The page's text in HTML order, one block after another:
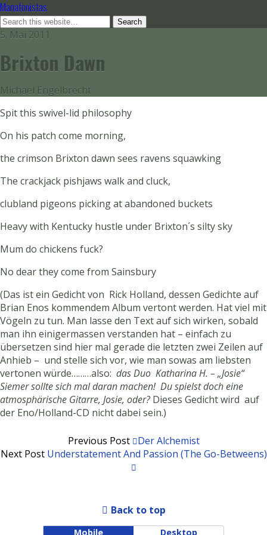
Manafonistas
5. Mai 2011
Brixton Dawn
Michael Engelbrecht
Spit this swivel-lid philosophy
On his patch come morning,
the crimson Brixton dawn sees ravens squawking
The crackjack pishjaws walk and cluck,
clubland pigeons picking at abandoned buckets
Heavy with Kentucky hustle under Brixton´s silty sky
Mum do chickens fuck?
No dear they come from Sainsbury
(Das ist ein Gedicht von Rick Holland, dessen Gedichte auf
Brian Enos kommendem Album vertont werden. Hat viel mit
Vögeln zu tun. Man lasse den Text auf sich wirken, sobald
man ihn einigermassen verstanden hat – einfach zu
übersetzen sind hier mal gerade die letzten zwei Zeilen auf
Anhieb – und stelle sich vor, wie man sowas am liebsten
vertonen würde………also: das Duo Katharina H. – „Josie“
Siemer sollte sich mal daran machen! Du spielst doch eine
atmosphärische Gitarre, Josie, oder?Dieses Gedicht wird auf
der Eno/Holland-CD nicht dabei sein.)
Previous Post
Der Alchemist
Next Post Understatement And Passion (The Go-Betweens)
Back to top
Mobile Desktop